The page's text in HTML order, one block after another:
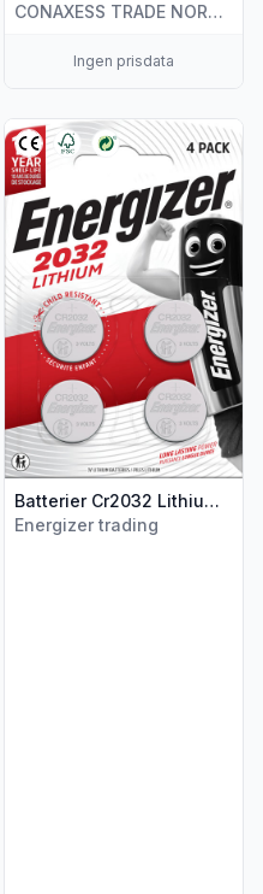
CONAXESS TRADE NORWAY AS
Ingen prisdata
"Kompaktlysrør Led Dulux
Batterier Cr2032 Lithium 4stk Energizer
Energizer trading
Vis flere detaljer for